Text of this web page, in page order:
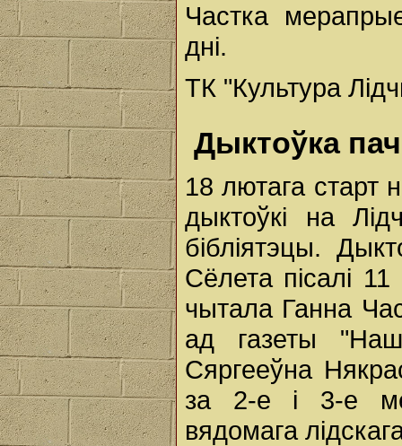
Частка
дні.
ТК "Культура
Дыктоўка
18 лютага старт
дыктоўкі на
бібліятэцы.
Сёлета пісалі
чытала Ганна
ад газеты
Сяргееўна
за 2-е і 3-е
вядомага